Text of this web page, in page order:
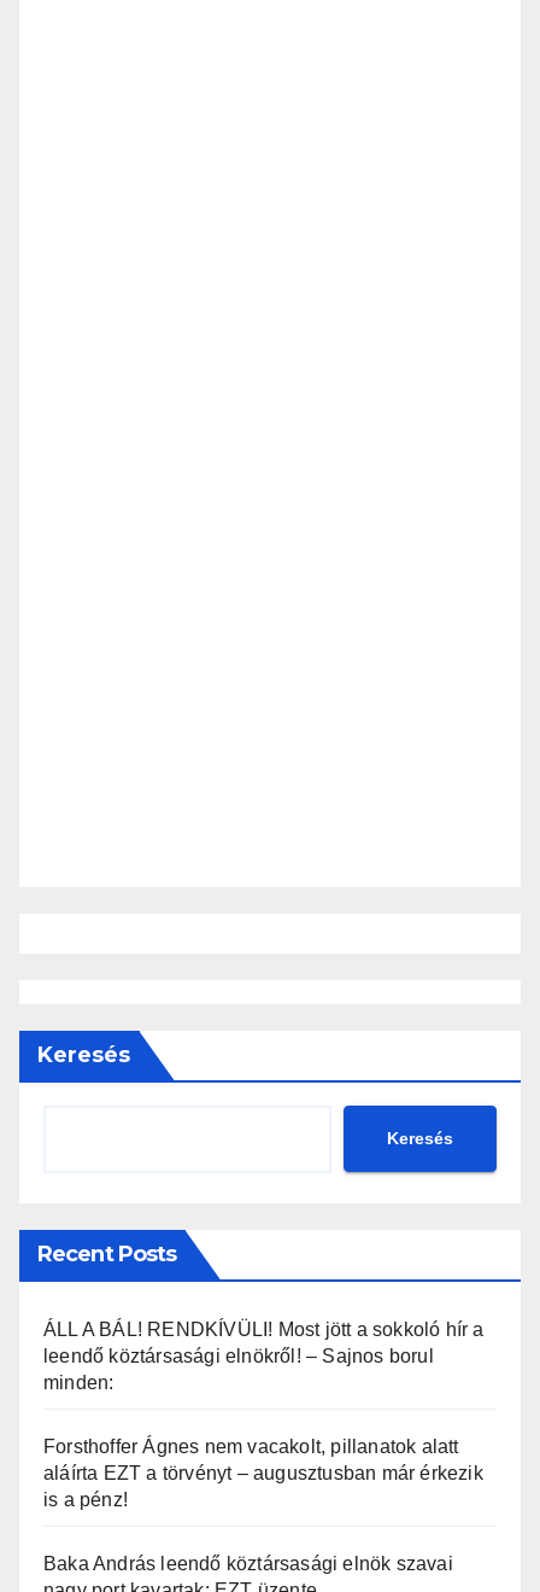
Keresés
Keresés
Recent Posts
ÁLL A BÁL! RENDKÍVÜLI! Most jött a sokkoló hír a
leendő köztársasági elnökről! – Sajnos borul
minden:
Forsthoffer Ágnes nem vacakolt, pillanatok alatt
aláírta EZT a törvényt – augusztusban már érkezik
is a pénz!
Baka András leendő köztársasági elnök szavai